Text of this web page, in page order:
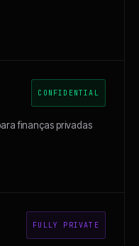
CONFIDENTIAL
finanças privadas
FULLY PRIVATE